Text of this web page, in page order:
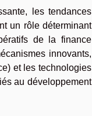
les tendances
un rôle déterminant
de la finance
innovants,
et les technologies
au développement